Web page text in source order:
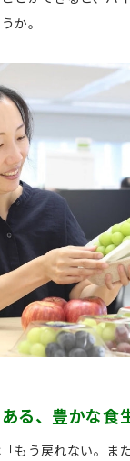
か。
る、豊かな食
もう戻れない。